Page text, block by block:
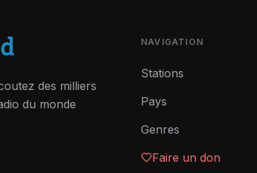
des milliers
du monde
NAVIGATION
Stations
Pays
Genres
Faire un don